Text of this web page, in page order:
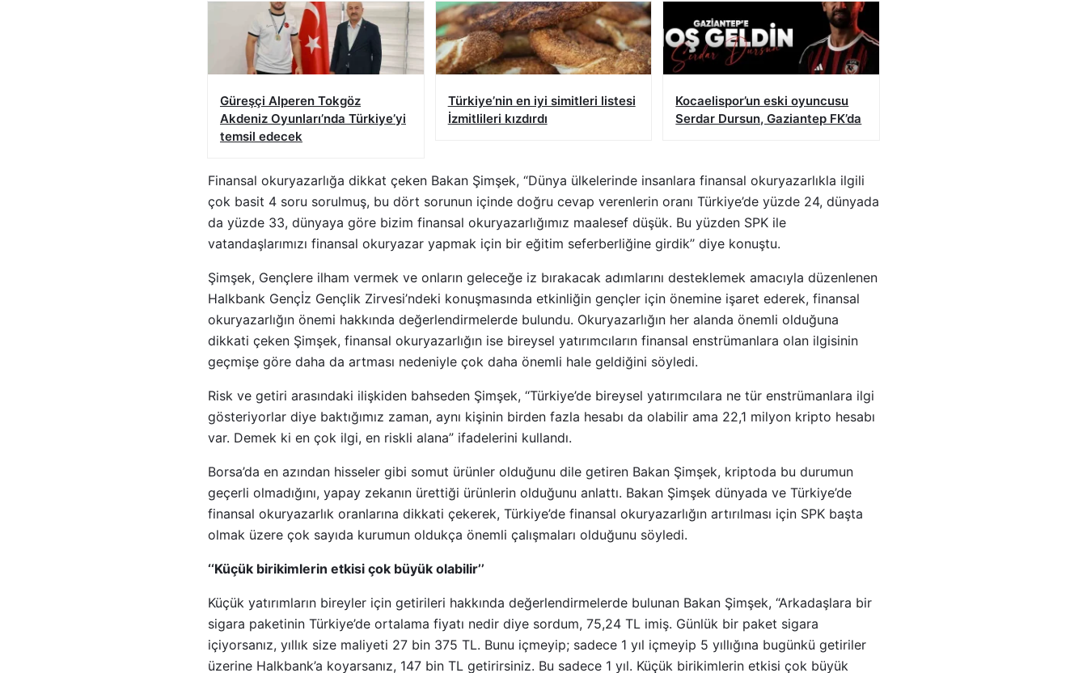
Güreşçi Alperen Tokgöz
Akdeniz Oyunları’nda Türkiye’yi
temsil edecek
Türkiye’nin en iyi simitleri listesi
İzmitlileri kızdırdı
Kocaelispor’un eski oyuncusu
Serdar Dursun, Gaziantep FK’da
Finansal okuryazarlığa dikkat çeken Bakan Şimşek, “Dünya ülkelerinde insanlara finansal okuryazarlıkla ilgili
çok basit 4 soru sorulmuş, bu dört sorunun içinde doğru cevap verenlerin oranı Türkiye’de yüzde 24, dünyada
da yüzde 33, dünyaya göre bizim finansal okuryazarlığımız maalesef düşük. Bu yüzden SPK ile
vatandaşlarımızı finansal okuryazar yapmak için bir eğitim seferberliğine girdik’’ diye konuştu.
Şimşek, Gençlere ilham vermek ve onların geleceğe iz bırakacak adımlarını desteklemek amacıyla düzenlenen
Halkbank Gençİz Gençlik Zirvesi’ndeki konuşmasında etkinliğin gençler için önemine işaret ederek, finansal
okuryazarlığın önemi hakkında değerlendirmelerde bulundu. Okuryazarlığın her alanda önemli olduğuna
dikkati çeken Şimşek, finansal okuryazarlığın ise bireysel yatırımcıların finansal enstrümanlara olan ilgisinin
geçmişe göre daha da artması nedeniyle çok daha önemli hale geldiğini söyledi.
Risk ve getiri arasındaki ilişkiden bahseden Şimşek, ‘‘Türkiye’de bireysel yatırımcılara ne tür enstrümanlara ilgi
gösteriyorlar diye baktığımız zaman, aynı kişinin birden fazla hesabı da olabilir ama 22,1 milyon kripto hesabı
var. Demek ki en çok ilgi, en riskli alana” ifadelerini kullandı.
Borsa’da en azından hisseler gibi somut ürünler olduğunu dile getiren Bakan Şimşek, kriptoda bu durumun
geçerli olmadığını, yapay zekanın ürettiği ürünlerin olduğunu anlattı. Bakan Şimşek dünyada ve Türkiye’de
finansal okuryazarlık oranlarına dikkati çekerek, Türkiye’de finansal okuryazarlığın artırılması için SPK başta
olmak üzere çok sayıda kurumun oldukça önemli çalışmaları olduğunu söyledi.
‘‘Küçük birikimlerin etkisi çok büyük olabilir’’
Küçük yatırımların bireyler için getirileri hakkında değerlendirmelerde bulunan Bakan Şimşek, “Arkadaşlara bir
sigara paketinin Türkiye’de ortalama fiyatı nedir diye sordum, 75,24 TL imiş. Günlük bir paket sigara
içiyorsanız, yıllık size maliyeti 27 bin 375 TL. Bunu içmeyip; sadece 1 yıl içmeyip 5 yıllığına bugünkü getiriler
üzerine Halkbank’a koyarsanız, 147 bin TL getirirsiniz. Bu sadece 1 yıl. Küçük birikimlerin etkisi çok büyük